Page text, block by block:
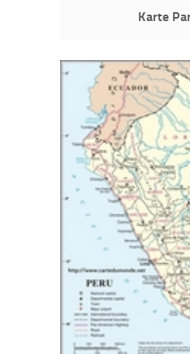
Karte